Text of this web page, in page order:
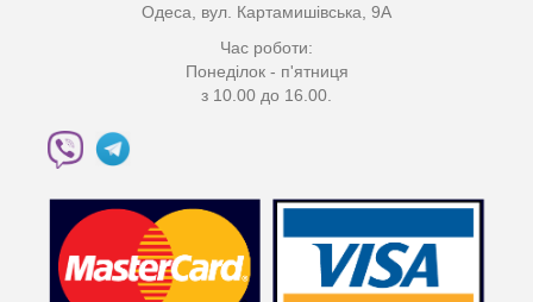
Одеса, вул. Картамишівська, 9А
Час роботи:
Понеділок - п'ятниця
з 10.00 до 16.00.